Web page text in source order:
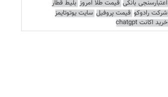
اعتبارسنجی بانکی قیمت طلا امروز بلیط قطار
شرکت رادوکو قیمت پروفیل سایت یوتوتایمز
خرید اکانت chatgpt